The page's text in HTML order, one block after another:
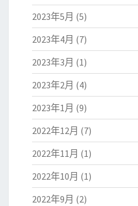
2023年5月 (5)
2023年4月 (7)
2023年3月 (1)
2023年2月 (4)
2023年1月 (9)
2022年12月 (7)
2022年11月 (1)
2022年10月 (1)
2022年9月 (2)